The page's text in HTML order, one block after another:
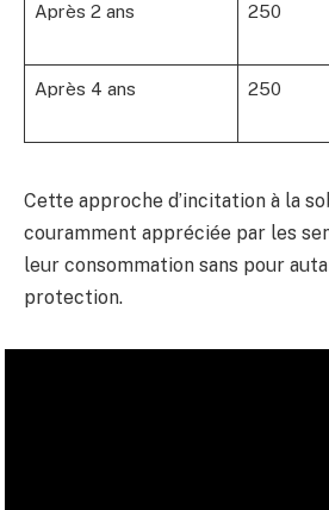
Après 2 ans 250
Après 4 ans 250
Cette approche d’incitation à la
couramment appréciée par les
leur consommation sans pour
protection.